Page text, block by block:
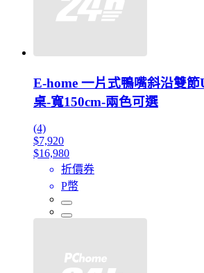
E-home 一片式鴨嘴斜沿雙
桌-寬150cm-兩色可選
(4)
$7,920
$16,980
折價券
P幣